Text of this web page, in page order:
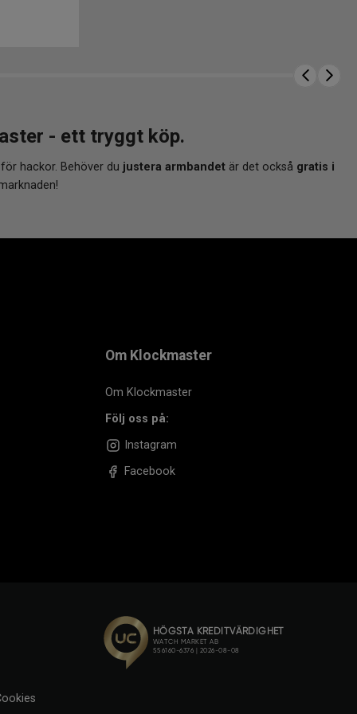
- ett tryggt köp.
hackor. Behöver du justera armbandet är det också gratis i
Om Klockmaster
Om Klockmaster
Följ oss på:
Instagram
Facebook